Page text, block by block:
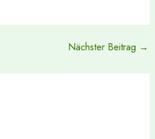
Nächster Beitrag →